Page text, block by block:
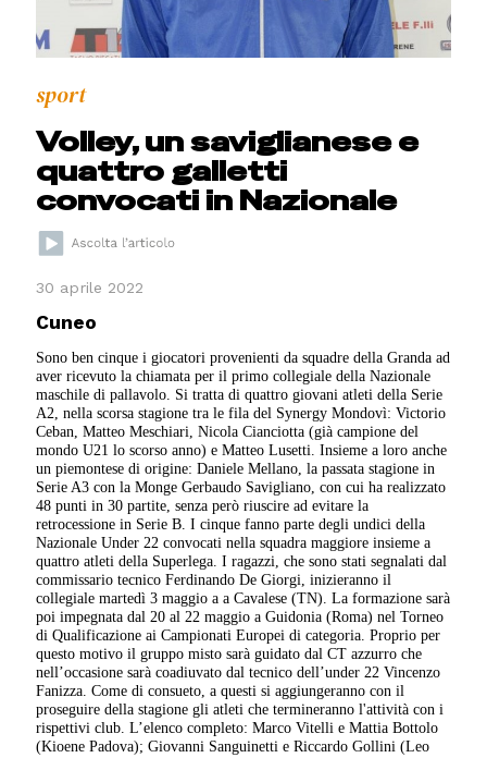
sport
Volley, un saviglianese e
quattro galletti
convocati in Nazionale
30 aprile 2022
Cuneo
Sono ben cinque i giocatori provenienti da squadre della Granda ad
aver ricevuto la chiamata per il primo collegiale della Nazionale
maschile di pallavolo. Si tratta di quattro giovani atleti della Serie
A2, nella scorsa stagione tra le fila del Synergy Mondovì: Victorio
Ceban, Matteo Meschiari, Nicola Cianciotta (già campione del
mondo U21 lo scorso anno) e Matteo Lusetti. Insieme a loro anche
un piemontese di origine: Daniele Mellano, la passata stagione in
Serie A3 con la Monge Gerbaudo Savigliano, con cui ha realizzato
48 punti in 30 partite, senza però riuscire ad evitare la
retrocessione in Serie B. I cinque fanno parte degli undici della
Nazionale Under 22 convocati nella squadra maggiore insieme a
quattro atleti della Superlega. I ragazzi, che sono stati segnalati dal
commissario tecnico Ferdinando De Giorgi, inizieranno il
collegiale martedì 3 maggio a a Cavalese (TN). La formazione sarà
poi impegnata dal 20 al 22 maggio a Guidonia (Roma) nel Torneo
di Qualificazione ai Campionati Europei di categoria. Proprio per
questo motivo il gruppo misto sarà guidato dal CT azzurro che
nell’occasione sarà coadiuvato dal tecnico dell’under 22 Vincenzo
Fanizza. Come di consueto, a questi si aggiungeranno con il
proseguire della stagione gli atleti che termineranno l'attività con i
rispettivi club. L’elenco completo: Marco Vitelli e Mattia Bottolo
(Kioene Padova); Giovanni Sanguinetti e Riccardo Gollini (Leo